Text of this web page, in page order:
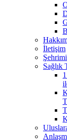
İletişim
Sağlık